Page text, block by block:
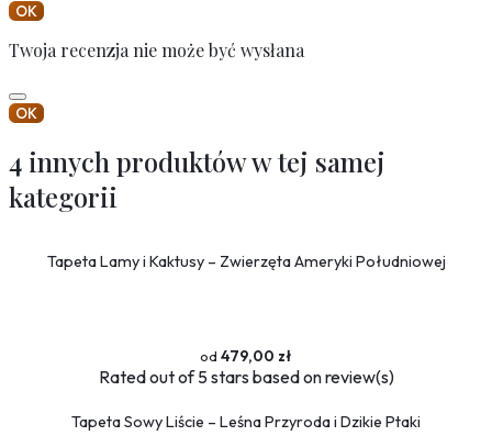
OK
Twoja recenzja nie może być wysłana
OK
4 innych produktów w tej samej
kategorii
Tapeta Lamy i Kaktusy – Zwierzęta Ameryki Południowej
479,00 zł
Ratedout of 5 stars based onreview(s)
Tapeta Sowy Liście – Leśna Przyroda i Dzikie Ptaki